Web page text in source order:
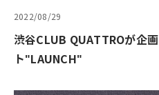
2022/08/29
渋谷CLUB QUATTROが企
ト"LAUNCH"